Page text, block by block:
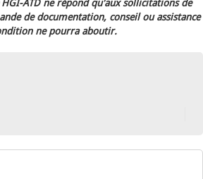
ATD ne répond qu'aux sollicitations de
de documentation, conseil ou assistance
ne pourra aboutir.